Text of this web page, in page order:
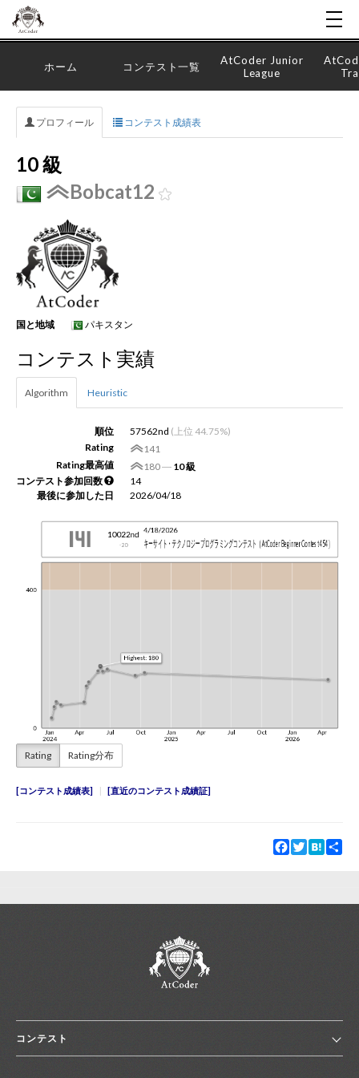
新規登録
ホーム コンテスト一覧
AtCoder Junior
League
プロフィール コンテスト成績表
10 級
Bobcat12
国と地域 パキスタン
コンテスト実績
Algorithm Heuristic
順位 57562nd (上位 44.75%)
Rating
141
Rating最高値
180― 10 級
コンテスト参加回数
14
最後に参加した日
2026/04/18
Rating Rating分布
コンテスト成績表 直近のコンテスト成績証
Facebook
TwitterHatena
コンテスト